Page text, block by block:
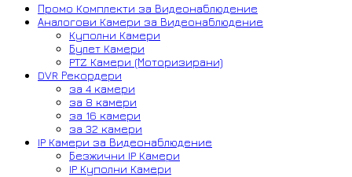
Промо Комплекти за Видеонаблюдение
Аналогови Камери за Видеонаблюдение
Куполни Камери
Булет Камери
PTZ Камери (Моторизирани)
DVR Рекордери
за 4 камери
за 8 камери
за 16 камери
за 32 камери
IP Камери за Видеонаблюдение
Безжични IP Камери
IP Куполни Камери